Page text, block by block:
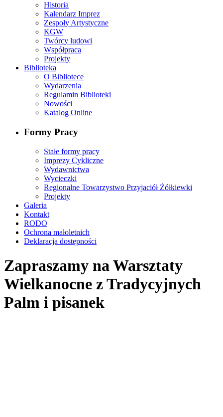
Historia
Kalendarz Imprez
Zespoły Artystyczne
KGW
Twórcy ludowi
Współpraca
Projekty
Biblioteka
O Bibliotece
Wydarzenia
Regulamin Biblioteki
Nowości
Katalog Online
Formy Pracy
Stałe formy pracy
Imprezy Cykliczne
Wydawnictwa
Wycieczki
Regionalne Towarzystwo Przyjaciół Żółkiewki
Projekty
Galeria
Kontakt
RODO
Ochrona małoletnich
Deklaracja dostępności
Zapraszamy na Warsztaty
Wielkanocne z Tradycyjnych
Palm i pisanek